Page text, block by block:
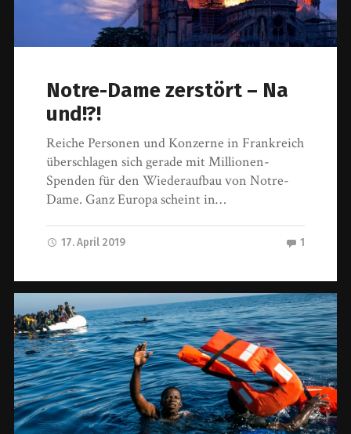
Notre-Dame zerstört – Na
und!?!
Reiche Personen und Konzerne in Frankreich
überschlagen sich gerade mit Millionen-
Spenden für den Wiederaufbau von Notre-
Dame. Ganz Europa scheint in…
17. April 2019 1